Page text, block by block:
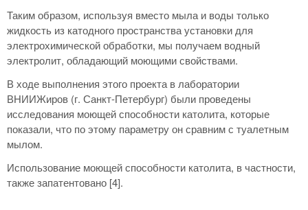
Таким образом, используя вместо мыла и воды только
жидкость из катодного пространства установки для
электрохимической обработки, мы получаем водный
электролит, обладающий моющими свойствами.
В ходе выполнения этого проекта в лаборатории
ВНИИЖиров (г. Санкт-Петербург) были проведены
исследования моющей способности католита, которые
показали, что по этому параметру он сравним с туалетным
мылом.
Использование моющей способности католита, в частности,
также запатентовано [4].